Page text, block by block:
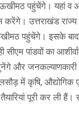
पहुंचेंगे। यहां व
करेंगे। उत्तराखंड
पहुंचेंगे। इसके
पांडवों का
और
में कृषि,
पूरी कर ली